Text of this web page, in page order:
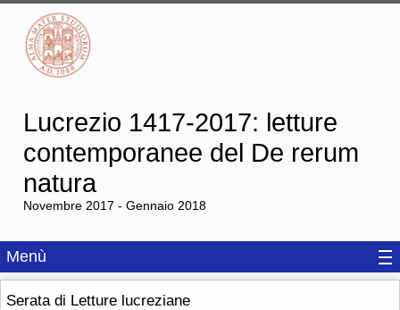
Lucrezio 1417-2017: letture
contemporanee del De rerum
natura
Novembre 2017 - Gennaio 2018
Menù
Serata di Letture lucreziane